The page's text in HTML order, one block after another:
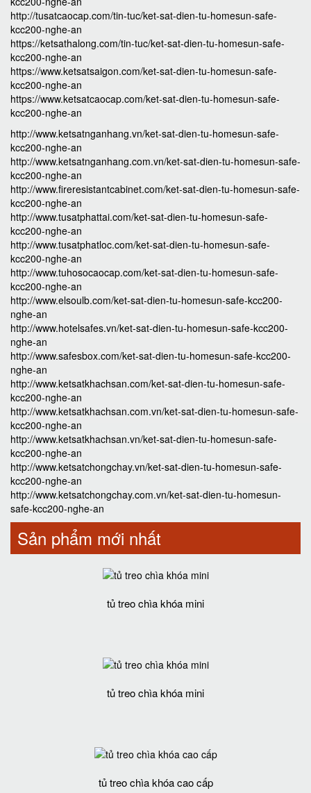
http://tusatcaocap.com/tin-tuc/ket-sat-dien-tu-homesun-safe-
kcc200-nghe-an
https://ketsathalong.com/tin-tuc/ket-sat-dien-tu-homesun-safe-
kcc200-nghe-an
https://www.ketsatsaigon.com/ket-sat-dien-tu-homesun-safe-
kcc200-nghe-an
https://www.ketsatcaocap.com/ket-sat-dien-tu-homesun-safe-
kcc200-nghe-an
http://www.ketsatnganhang.vn/ket-sat-dien-tu-homesun-safe-
kcc200-nghe-an
http://www.ketsatnganhang.com.vn/ket-sat-dien-tu-homesun-safe-
kcc200-nghe-an
http://www.fireresistantcabinet.com/ket-sat-dien-tu-homesun-safe-
kcc200-nghe-an
http://www.tusatphattai.com/ket-sat-dien-tu-homesun-safe-
kcc200-nghe-an
http://www.tusatphatloc.com/ket-sat-dien-tu-homesun-safe-
kcc200-nghe-an
http://www.tuhosocaocap.com/ket-sat-dien-tu-homesun-safe-
kcc200-nghe-an
http://www.elsoulb.com/ket-sat-dien-tu-homesun-safe-kcc200-
nghe-an
http://www.hotelsafes.vn/ket-sat-dien-tu-homesun-safe-kcc200-
nghe-an
http://www.safesbox.com/ket-sat-dien-tu-homesun-safe-kcc200-
nghe-an
http://www.ketsatkhachsan.com/ket-sat-dien-tu-homesun-safe-
kcc200-nghe-an
http://www.ketsatkhachsan.com.vn/ket-sat-dien-tu-homesun-safe-
kcc200-nghe-an
http://www.ketsatkhachsan.vn/ket-sat-dien-tu-homesun-safe-
kcc200-nghe-an
http://www.ketsatchongchay.vn/ket-sat-dien-tu-homesun-safe-
kcc200-nghe-an
http://www.ketsatchongchay.com.vn/ket-sat-dien-tu-homesun-
safe-kcc200-nghe-an
Sản phẩm mới nhất
tủ treo chìa khóa mini
tủ treo chìa khóa mini
tủ treo chìa khóa cao cấp